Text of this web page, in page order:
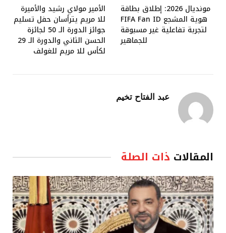
مونديال 2026: إطلاق بطاقة
هوية المشجع FIFA Fan ID
لتجربة تفاعلية غير مسبوقة
للجماهير
الأمير مولاي رشيد والأميرة
للا مريم يترأسان حفل تسليم
جوائز الدورة الـ 50 لجائزة
الحسن الثاني والدورة الـ 29
لكأس للا مريم للغولف
عبد الفتاح تخيم
المقالات ذات الصلة